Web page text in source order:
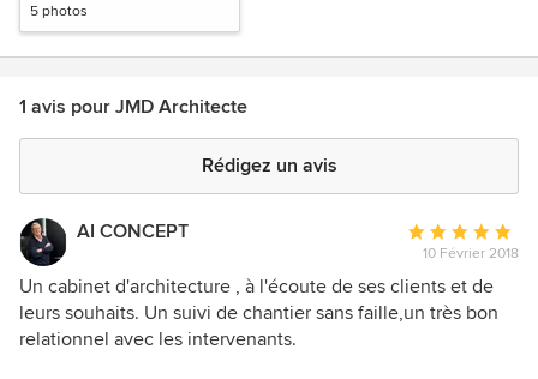
5 photos
1 avis pour JMD Architecte
Rédigez un avis
AI CONCEPT
Note
moyenne
:
5
10 Février 2018
Un cabinet d'architecture , à l'écoute de ses clients et de
leurs souhaits. Un suivi de chantier sans faille,un très bon
relationnel avec les intervenants.